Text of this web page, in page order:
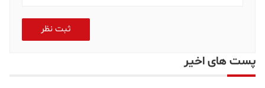
ثبت نظر
پست های اخیر